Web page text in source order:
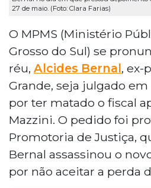
27 de maio. (Foto: Clara Farias)
O MPMS (Ministério
Grosso do Sul) se
réu, Alcides Bernal, ex-
Grande, seja julgado
por ter matado o fiscal
Mazzini. O pedido foi
Promotoria de Justiça,
Bernal assassinou o
por não aceitar a perda